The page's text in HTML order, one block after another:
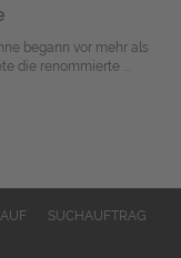
begann vor mehr als
die renommierte ...
SUCHAUFTRAG